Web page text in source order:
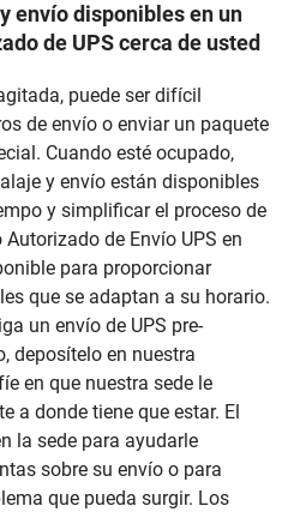
envío disponibles en un
de UPS cerca de usted
puede ser difícil
de envío o enviar un paquete
Cuando esté ocupado,
y envío están disponibles
y simplificar el proceso de
de Envío UPS en
para proporcionar
que se adaptan a su horario.
un envío de UPS pre-
deposítelo en nuestra
en que nuestra sede le
a donde tiene que estar. El
la sede para ayudarle
sobre su envío o para
que pueda surgir. Los